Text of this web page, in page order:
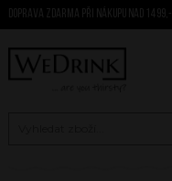
DOPRAVA ZDARMA PŘI NÁKUPU NAD 1499,-